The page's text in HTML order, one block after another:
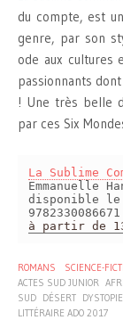
du compte, est
genre, par son
ode aux cultures
passionnants
! Une très belle
par ces Six
La Sublime
Emmanuelle
disponible le
à partir de
ROMANS
SCIENCE-
ACTES SUD JUNIOR
SUD DÉSERT DYSTOPIE
LITTÉRAIRE ADO 2017